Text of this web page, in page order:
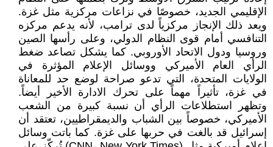
الإقليمي الجديد، خصوصًا في نزاعات مركزية مثل غزة.
ويعد ذلك الإنجاز مركزياً لدى ترامب، لأنه يدعم مركزه
التنافسي أمام قوى النظام الدولي، وعلى رأسها الصين
وروسيا ودول الاتحاد الأوروبي. كما يشكل تصاعد ضغط
الرأي العام الأميركي ووسائل الإعلام المؤثرة في
الولايات المتحدة، التي تدعو صراحة لوضع حد للمعاناة
في غزة، تأثيراً مهماً على تحرك الادارة الأخير أيضاً.
وتظهر استطلاعات الرأي أن نسبة كبيرة من الشعب
الأميركي، خصوصاً بين الشباب والديمقراطيين، تعتقد أن
إسرائيل قد بالغت في حربها على غزة. كما باتت وسائل